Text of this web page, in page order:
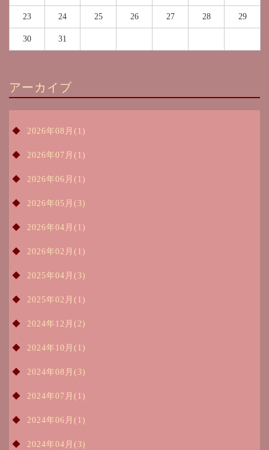
23 24 25 26 27 28 29
30 31
アーカイブ
2026年08月(1)
2026年07月(1)
2026年06月(1)
2026年05月(3)
2026年04月(1)
2026年02月(1)
2025年04月(3)
2025年02月(1)
2024年12月(2)
2024年10月(1)
2024年08月(3)
2024年07月(1)
2024年06月(1)
2024年04月(3)